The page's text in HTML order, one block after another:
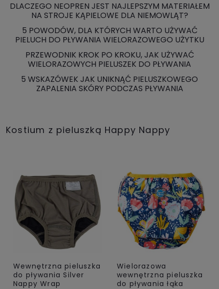
DLACZEGO NEOPREN JEST NAJLEPSZYM MATERIAŁEM
NA STROJE KĄPIELOWE DLA NIEMOWLĄT?
5 POWODÓW, DLA KTÓRYCH WARTO UŻYWAĆ
PIELUCH DO PŁYWANIA WIELORAZOWEGO UŻYTKU
PRZEWODNIK KROK PO KROKU, JAK UŻYWAĆ
WIELORAZOWYCH PIELUSZEK DO PŁYWANIA
5 WSKAZÓWEK JAK UNIKNĄĆ PIELUSZKOWEGO
ZAPALENIA SKÓRY PODCZAS PŁYWANIA
Kostium z pieluszką Happy Nappy
Wewnętrzna pieluszka
do pływania Silver
Nappy Wrap
Wielorazowa
wewnętrzna pieluszka
do pływania łąka